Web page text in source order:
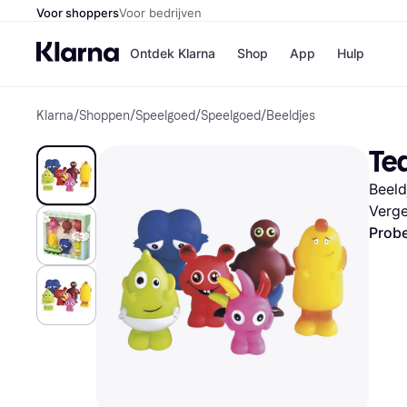
Voor shoppersVoor bedrijven
Ontdek Klarna Shop
Bol
H&M
App Hulp
Klarna/Shoppen/Speelgoed/Speelgoed/Beeldjes